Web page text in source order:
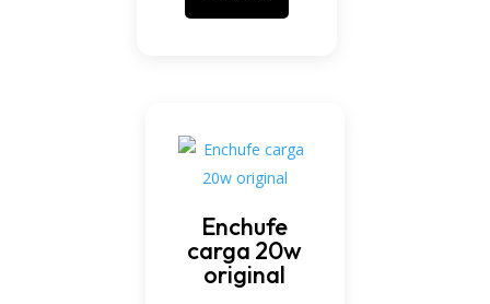
Enchufe
carga 20w
original